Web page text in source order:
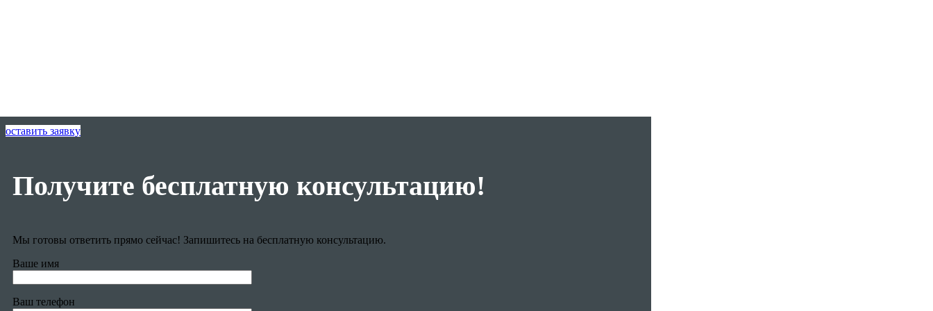
оставить заявку
Получите бесплатную консультацию!
Мы готовы ответить прямо сейчас! Запишитесь на бесплатную консультацию.
Ваше имя
Ваш телефон